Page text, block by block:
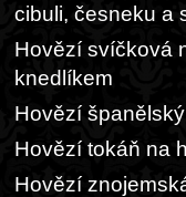
cibuli, česneku a
Hovězí svíčková
knedlíkem
Hovězí
Hovězí tokáň na
Hovězí